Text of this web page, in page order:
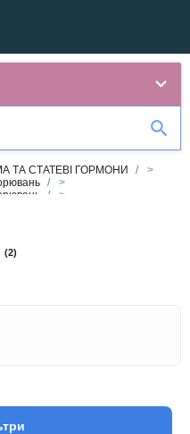
ТА СТАТЕВІ ГОРМОНИ
/
/
/
(2)